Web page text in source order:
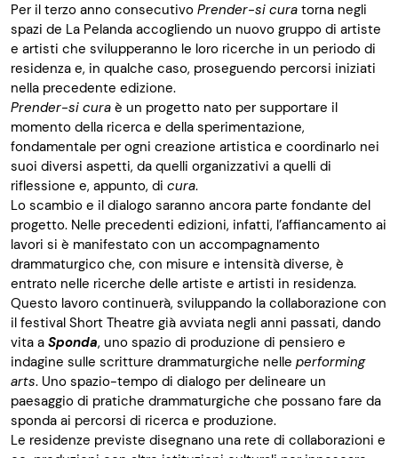
Per il terzo anno consecutivo Prender-si cura torna negli
spazi de La Pelanda accogliendo un nuovo gruppo di artiste
e artisti che svilupperanno le loro ricerche in un periodo di
residenza e, in qualche caso, proseguendo percorsi iniziati
nella precedente edizione.
Prender-si cura è un progetto nato per supportare il
momento della ricerca e della sperimentazione,
fondamentale per ogni creazione artistica e coordinarlo nei
suoi diversi aspetti, da quelli organizzativi a quelli di
riflessione e, appunto, di cura.
Lo scambio e il dialogo saranno ancora parte fondante del
progetto. Nelle precedenti edizioni, infatti, l’affiancamento ai
lavori si è manifestato con un accompagnamento
drammaturgico che, con misure e intensità diverse, è
entrato nelle ricerche delle artiste e artisti in residenza.
Questo lavoro continuerà, sviluppando la collaborazione con
il festival Short Theatre già avviata negli anni passati, dando
vita a Sponda, uno spazio di produzione di pensiero e
indagine sulle scritture drammaturgiche nelle performing
arts. Uno spazio-tempo di dialogo per delineare un
paesaggio di pratiche drammaturgiche che possano fare da
sponda ai percorsi di ricerca e produzione.
Le residenze previste disegnano una rete di collaborazioni e